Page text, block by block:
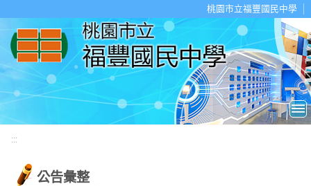
桃園市立福豐國民中學
:::
公告彙整